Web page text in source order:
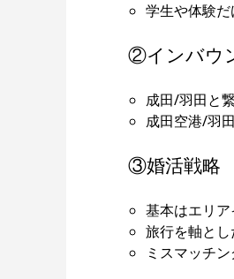
学生や体験
②インバウ
成田/羽田と
成田空港/羽
③婚活戦略
基本はエリ
旅行を軸と
ミスマッチ